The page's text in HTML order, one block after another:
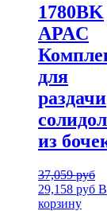
1780BK
APAC
для
раздачи
из
37,059руб
29,158 руб В
корзину